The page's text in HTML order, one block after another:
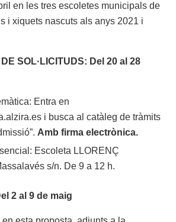
en les tres escoletes municipals de
i xiquets nascuts als anys 2021 i
SOL·LICITUDS: Del 20 al 28
Entra en
i busca al catàleg de tràmits
Amb firma electrònica.
Escoleta LLORENÇ
s/n. De 9 a 12 h.
2 al 9 de maig